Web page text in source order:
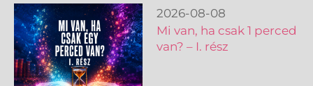
2026-08-08
Mi van, ha csak 1 perced
van? – I. rész